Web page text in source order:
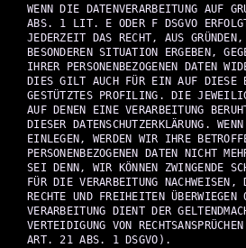
WENN DIE DATENVERARBEITUNG AUF
ABS. 1 LIT. E ODER F DSGVO
JEDERZEIT DAS RECHT, AUS
BESONDEREN SITUATION ERGEBEN,
IHRER PERSONENBEZOGENEN DATEN
DIES GILT AUCH FÜR EIN AUF DIESE
GESTÜTZTES PROFILING. DIE
AUF DENEN EINE VERARBEITUNG
DIESER DATENSCHUTZERKLÄRUNG.
EINLEGEN, WERDEN WIR IHRE
PERSONENBEZOGENEN DATEN NICHT
SEI DENN, WIR KÖNNEN ZWINGENDE
FÜR DIE VERARBEITUNG
RECHTE UND FREIHEITEN ÜBERWIEGEN
VERARBEITUNG DIENT DER
VERTEIDIGUNG VON
ART. 21 ABS. 1 DSGVO).